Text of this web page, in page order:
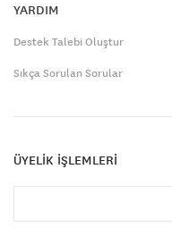
YARDIM
Destek Talebi Oluştur
Sıkça Sorulan Sorular
ÜYELİK İŞLEMLERİ